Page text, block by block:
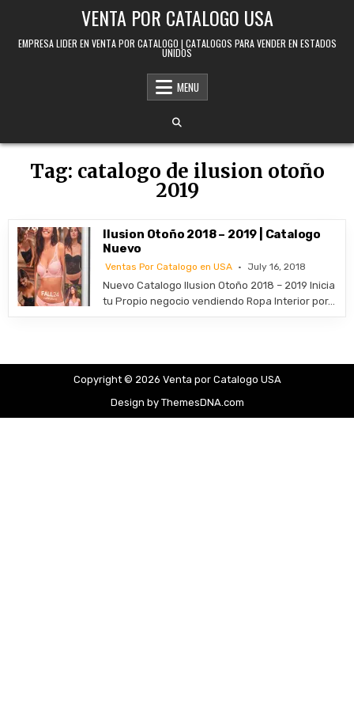
VENTA POR CATALOGO USA
EMPRESA LIDER EN VENTA POR CATALOGO | CATALOGOS PARA VENDER EN ESTADOS
UNIDOS
MENU
Tag: catalogo de ilusion otoño
2019
Ilusion Otoño 2018 – 2019 | Catalogo
Nuevo
Ventas Por Catalogo en USA July 16, 2018
Nuevo Catalogo Ilusion Otoño 2018 – 2019 Inicia
tu Propio negocio vendiendo Ropa Interior por…
Copyright © 2026 Venta por Catalogo USA
Design by ThemesDNA.com